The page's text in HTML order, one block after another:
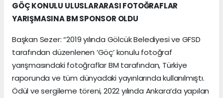
GÖÇ KONULU ULUSLARARASI FOTOĞRAFLAR
YARIŞMASINA BM SPONSOR OLDU
Başkan Sezer: “2019 yılında Gölcük Belediyesi ve GFSD
tarafından düzenlenen ‘Göç’ konulu fotoğraf
yarışmasındaki fotoğraflar BM tarafından, Türkiye
raporunda ve tüm dünyadaki yayınlarında kullanılmıştı.
Ödül ve sergileme töreni, 2022 yılında Ankara’da yapılan